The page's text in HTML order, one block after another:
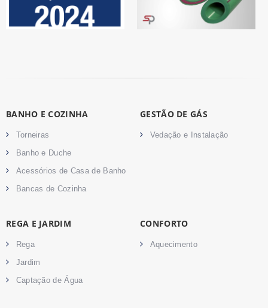
BANHO E COZINHA
Torneiras
Banho e Duche
Acessórios de Casa de Banho
Bancas de Cozinha
GESTÃO DE GÁS
Vedação e Instalação
REGA E JARDIM
Rega
Jardim
Captação de Água
CONFORTO
Aquecimento